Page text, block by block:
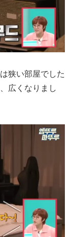
狭い部屋でした
広くなりまし